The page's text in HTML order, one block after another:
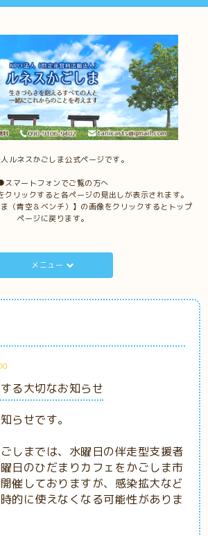
ルネスかごしま公式ページです。
スマートフォンでご覧の方へ
クリックすると各ページの見出しが表示されます。
（青空＆ベンチ）】の画像をクリックするとトップ
ページに戻ります。
メニュー
る大切なお知らせ
らせです。
しまでは、水曜日の伴走型支援者
日のひだまりカフェをかごしま市
催しておりますが、感染拡大など
的に使えなくなる可能性がありま